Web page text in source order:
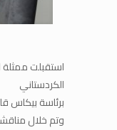
استقبلت ممثلة
الكردستاني
برئاسة بيكاس
وتم خلال